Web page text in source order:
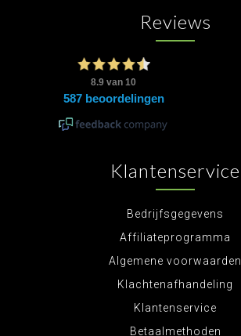
Reviews
Klantenservice
Bedrijfsgegevens
Affiliateprogramma
Algemene voorwaarden
Klachtenafhandeling
Klantenservice
Betaalmethoden